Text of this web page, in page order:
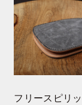
フリースピリ